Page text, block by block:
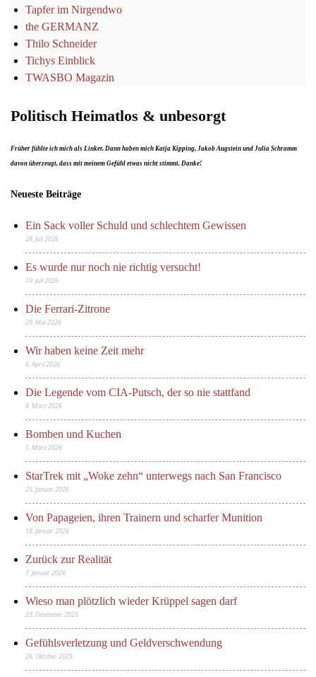
Tapfer im Nirgendwo
the GERMANZ
Thilo Schneider
Tichys Einblick
TWASBO Magazin
Politisch Heimatlos & unbesorgt
Früher fühlte ich mich als Linker. Dann haben mich Katja Kipping, Jakob Augstein und Julia Schramm
davon überzeugt, dass mit meinem Gefühl etwas nicht stimmt. Danke!
Neueste Beiträge
Ein Sack voller Schuld und schlechtem Gewissen
28. Juli 2026
Es wurde nur noch nie richtig versucht!
19. Juli 2026
Die Ferrari-Zitrone
29. Mai 2026
Wir haben keine Zeit mehr
6. April 2026
Die Legende vom CIA-Putsch, der so nie stattfand
8. März 2026
Bomben und Kuchen
1. März 2026
StarTrek mit „Woke zehn“ unterwegs nach San Francisco
25. Januar 2026
Von Papageien, ihren Trainern und scharfer Munition
18. Januar 2026
Zurück zur Realität
7. Januar 2026
Wieso man plötzlich wieder Krüppel sagen darf
23. Dezember 2025
Gefühlsverletzung und Geldverschwendung
26. Oktober 2025